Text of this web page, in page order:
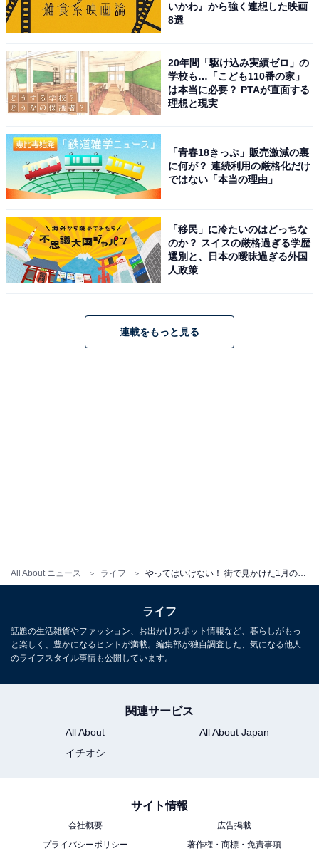
All About ニュース ライフ
どうしても薄着がしたいシーンであれば、インナーを変
える、重ねる、特に下半身を温める、風を通さないアイ
い。
いかわ』から強く連想した映画
8選
20年間「駆け込み実績ゼロ」の
学校も…「こども110番の家」
は本当に必要？ PTAが直面する
理想と現実
「青春18きっぷ」販売激減の裏
に何が？ 連続利用の厳格化だけ
ではない「本当の理由」
「移民」に冷たいのはどっちな
のか？ スイスの厳格過ぎる学歴
選別と、日本の曖昧過ぎる外国
人政策
連載をもっと見る
ライフ
話題の生活雑貨やファッション、お出かけスポット情報など、暮らしがもっ
と楽しく、豊かになるヒントが満載。編集部が独自調査した、気になる他人
のライフスタイル事情も公開しています。
関連サービス
All About
All About Japan
イチオシ
サイト情報
会社概要
広告掲載
プライバシーポリシー
著作権・商標・免責事項